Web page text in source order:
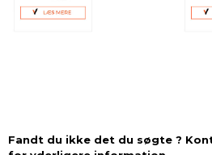
Fandt du ikke det du søgte ?